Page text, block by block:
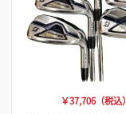
￥37,706（税込）